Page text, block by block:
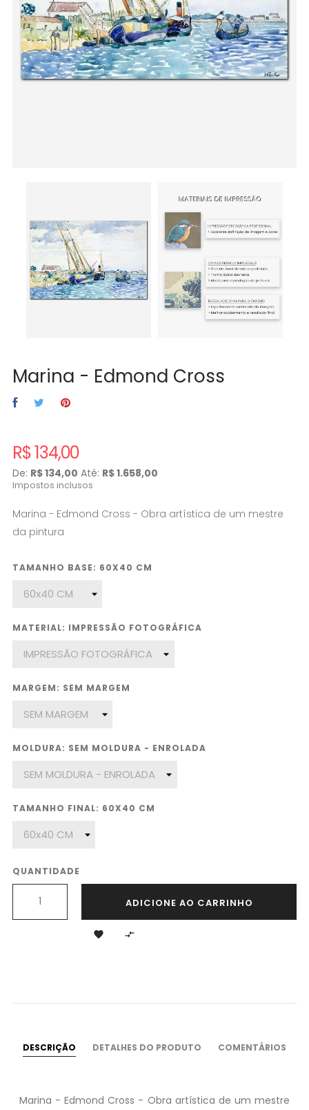
Marina - Edmond Cross
R$ 134,00
De: R$ 134,00 Até: R$ 1.658,00
Impostos inclusos
Marina - Edmond Cross - Obra artística de um mestre
da pintura
TAMANHO BASE: 60X40 CM
MATERIAL: IMPRESSÃO FOTOGRÁFICA
MARGEM: SEM MARGEM
MOLDURA: SEM MOLDURA - ENROLADA
TAMANHO FINAL: 60X40 CM
QUANTIDADE
ADICIONE AO CARRINHO
 
DESCRIÇÃO DETALHES DO PRODUTO COMENTÁRIOS
Marina - Edmond Cross - Obra artística de um mestre